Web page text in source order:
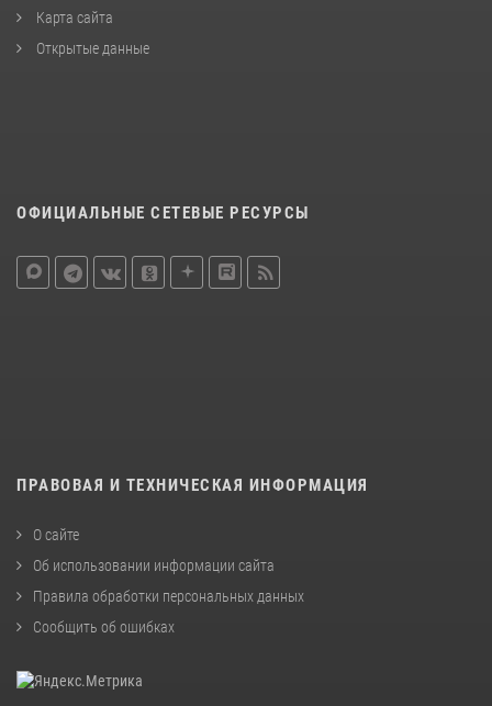
Карта сайта
Открытые данные
ОФИЦИАЛЬНЫЕ СЕТЕВЫЕ РЕСУРСЫ
ПРАВОВАЯ И ТЕХНИЧЕСКАЯ ИНФОРМАЦИЯ
О сайте
Об использовании информации сайта
Правила обработки персональных данных
Сообщить об ошибках